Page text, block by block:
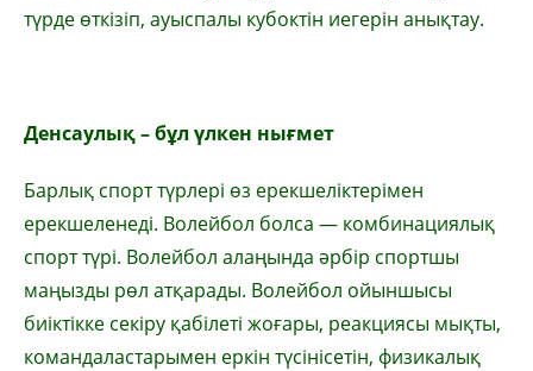
түрде өткізіп, ауыспалы кубоктін иегерін анықтау.
Денсаулық – бұл үлкен нығмет
Барлық спорт түрлері өз ерекшеліктерімен
ерекшеленеді. Волейбол болса — комбинациялық
спорт түрі. Волейбол алаңында әрбір спортшы
маңызды рөл атқарады. Волейбол ойыншысы
биіктікке секіру қабілеті жоғары, реакциясы мықты,
командаластарымен еркін түсінісетін, физикалық